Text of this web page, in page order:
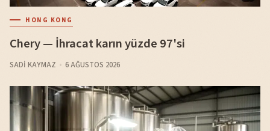
HONG KONG
Chery — İhracat karın yüzde 97'si
SADI KAYMAZ 6 AĞUSTOS 2026